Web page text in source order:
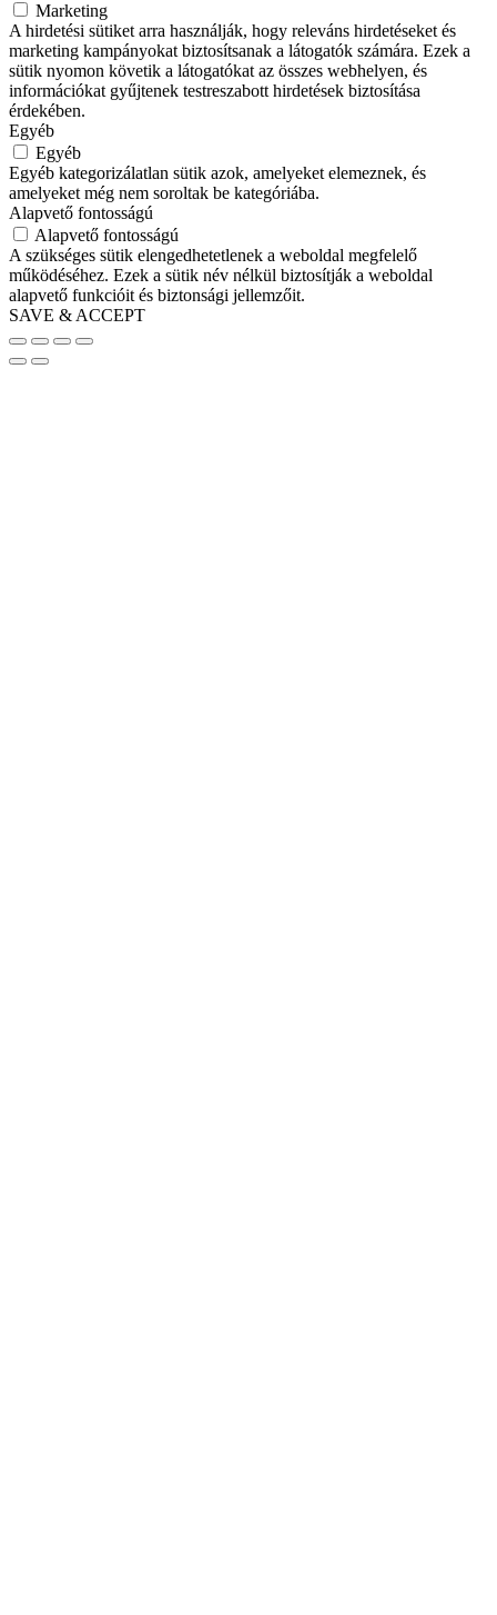
Marketing
A hirdetési sütiket arra használják, hogy releváns hirdetéseket és
marketing kampányokat biztosítsanak a látogatók számára. Ezek a
sütik nyomon követik a látogatókat az összes webhelyen, és
információkat gyűjtenek testreszabott hirdetések biztosítása
érdekében.
Egyéb
Egyéb
Egyéb kategorizálatlan sütik azok, amelyeket elemeznek, és
amelyeket még nem soroltak be kategóriába.
Alapvető fontosságú
Alapvető fontosságú
A szükséges sütik elengedhetetlenek a weboldal megfelelő
működéséhez. Ezek a sütik név nélkül biztosítják a weboldal
alapvető funkcióit és biztonsági jellemzőit.
SAVE & ACCEPT